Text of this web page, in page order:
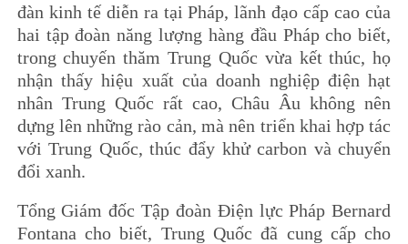
đàn kinh tế diễn ra tại Pháp, lãnh đạo cấp cao của
hai tập đoàn năng lượng hàng đầu Pháp cho biết,
trong chuyến thăm Trung Quốc vừa kết thúc, họ
nhận thấy hiệu xuất của doanh nghiệp điện hạt
nhân Trung Quốc rất cao, Châu Âu không nên
dựng lên những rào cản, mà nên triển khai hợp tác
với Trung Quốc, thúc đẩy khử carbon và chuyển
đổi xanh.
Tổng Giám đốc Tập đoàn Điện lực Pháp Bernard
Fontana cho biết, Trung Quốc đã cung cấp cho